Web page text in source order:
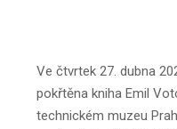
Ve čtvrtek 27. dubna
pokřtěna kniha Emil
technickém muzeu